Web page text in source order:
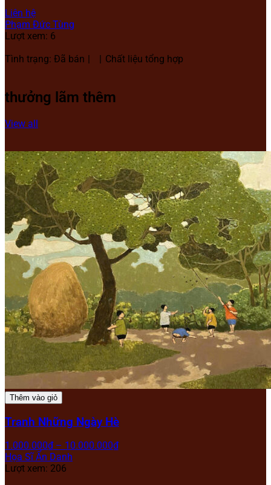
Liên hệ
Phạm Đức Tùng
Lượt xem: 6
Tình trạng: Đã bán
Chất liệu tổng hợp
thưởng lãm thêm
View all
Thêm vào giỏ
Tranh Những Ngày Hè
1.000.000₫ – 10.000.000₫
Họa Sĩ Ẩn Danh
Lượt xem: 206